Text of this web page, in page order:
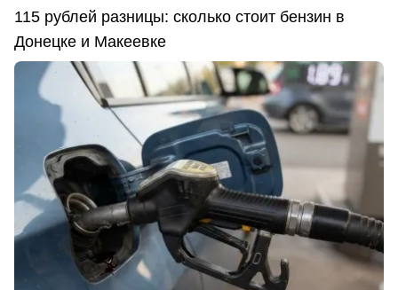
115 рублей разницы: сколько стоит бензин в
Донецке и Макеевке